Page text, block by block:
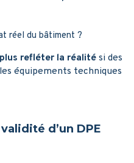
réel du bâtiment ?
refléter la réalité si des
équipements techniques
d’un DPE